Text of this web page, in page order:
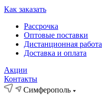
Как заказать
Рассрочка
Оптовые поставки
Дистанционная работа
Доставка и оплата
Акции
Контакты
Симферополь